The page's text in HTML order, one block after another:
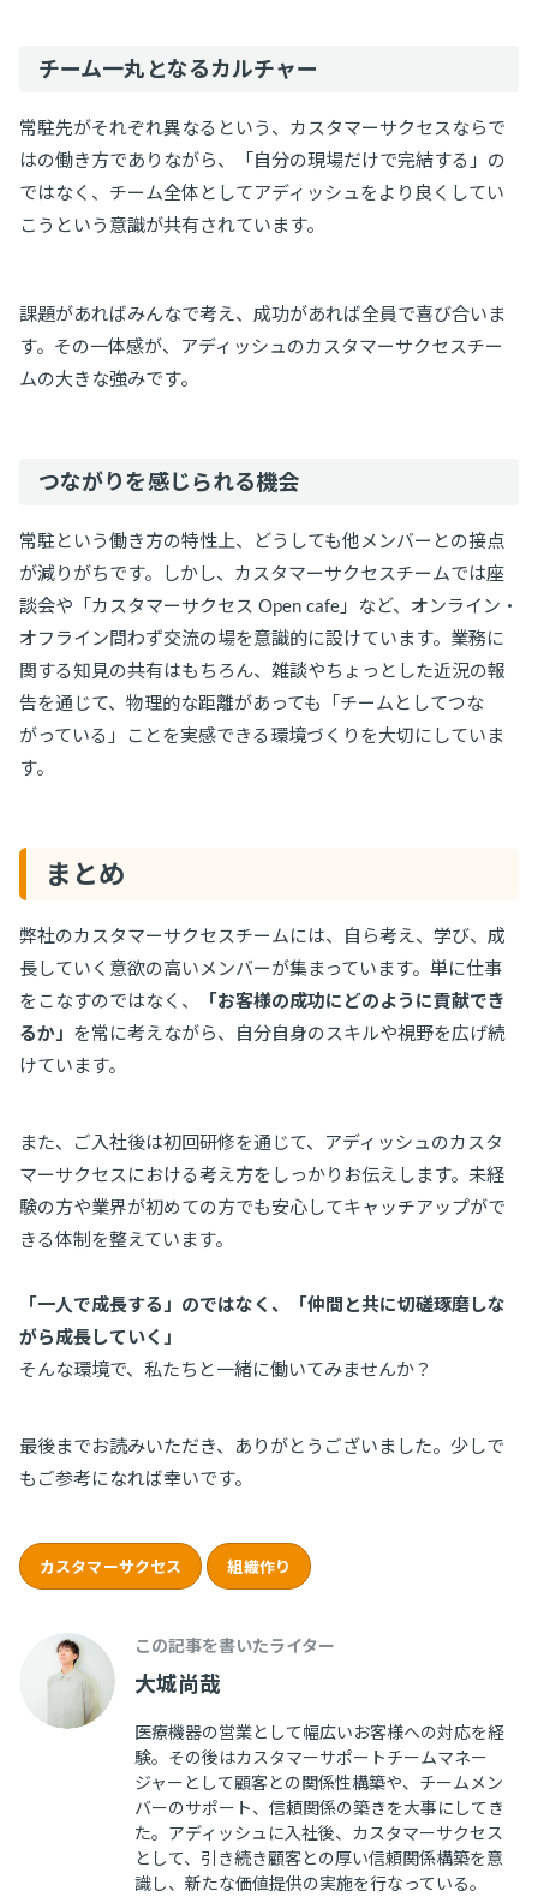
チーム一丸となるカルチャー
常駐先がそれぞれ異なるという、カスタマーサクセスならで
はの働き方でありながら、「自分の現場だけで完結する」の
ではなく、チーム全体としてアディッシュをより良くしてい
こうという意識が共有されています。
課題があればみんなで考え、成功があれば全員で喜び合いま
す。その一体感が、アディッシュのカスタマーサクセスチー
ムの大きな強みです。
つながりを感じられる機会
常駐という働き方の特性上、どうしても他メンバーとの接点
が減りがちです。しかし、カスタマーサクセスチームでは座
談会や「カスタマーサクセス Open cafe」など、オンライン・
オフライン問わず交流の場を意識的に設けています。業務に
関する知見の共有はもちろん、雑談やちょっとした近況の報
告を通じて、物理的な距離があっても「チームとしてつな
がっている」ことを実感できる環境づくりを大切にしていま
す。
まとめ
弊社のカスタマーサクセスチームには、自ら考え、学び、成
長していく意欲の高いメンバーが集まっています。単に仕事
をこなすのではなく、
「お客様の成功にどのように貢献でき
るか」 を常に考えながら、自分自身のスキルや視野を広げ続
けています。
また、ご入社後は初回研修を通じて、アディッシュのカスタ
マーサクセスにおける考え方をしっかりお伝えします。未経
験の方や業界が初めての方でも安心してキャッチアップがで
きる体制を整えています。
「一人で成長する」のではなく、「仲間と共に切磋琢磨しな
がら成長していく」
そんな環境で、私たちと一緒に働いてみませんか？
最後までお読みいただき、ありがとうございました。少しで
もご参考になれば幸いです。
カスタマーサクセス 組織作り
この記事を書いたライター
大城尚哉
医療機器の営業として幅広いお客様への対応を経
験。その後はカスタマーサポートチームマネー
ジャーとして顧客との関係性構築や、チームメン
バーのサポート、信頼関係の築きを大事にしてき
た。アディッシュに入社後、カスタマーサクセス
として、引き続き顧客との厚い信頼関係構築を意
識し、新たな価値提供の実施を行なっている。